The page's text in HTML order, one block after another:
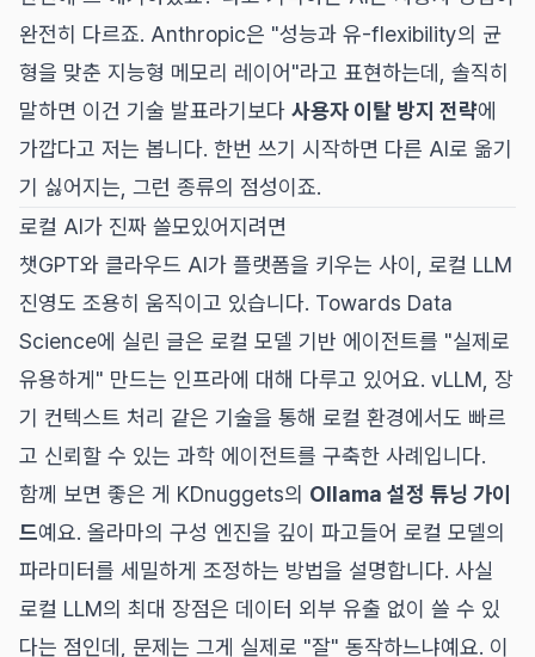
완전히 다르죠. Anthropic은 "성능과 유-flexibility의 균
형을 맞춘 지능형 메모리 레이어"라고 표현하는데, 솔직히
말하면 이건 기술 발표라기보다 사용자 이탈 방지 전략에
가깝다고 저는 봅니다. 한번 쓰기 시작하면 다른 AI로 옮기
기 싫어지는, 그런 종류의 점성이죠.
로컬 AI가 진짜 쓸모있어지려면
챗GPT와 클라우드 AI가 플랫폼을 키우는 사이, 로컬 LLM
진영도 조용히 움직이고 있습니다. Towards Data
Science에 실린 글은 로컬 모델 기반 에이전트를 "실제로
유용하게" 만드는 인프라에 대해 다루고 있어요. vLLM, 장
기 컨텍스트 처리 같은 기술을 통해 로컬 환경에서도 빠르
고 신뢰할 수 있는 과학 에이전트를 구축한 사례입니다.
함께 보면 좋은 게 KDnuggets의 Ollama 설정 튜닝 가이
드예요. 올라마의 구성 엔진을 깊이 파고들어 로컬 모델의
파라미터를 세밀하게 조정하는 방법을 설명합니다. 사실
로컬 LLM의 최대 장점은 데이터 외부 유출 없이 쓸 수 있
다는 점인데, 문제는 그게 실제로 "잘" 동작하느냐예요. 이